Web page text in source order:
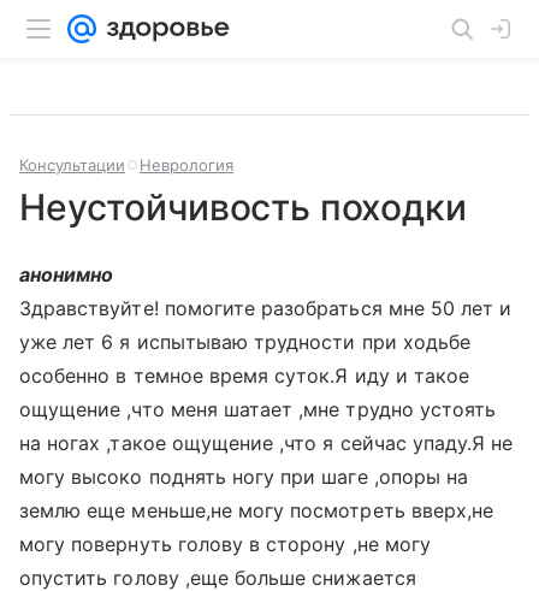
Консультации Неврология
Неустойчивость походки
анонимно
Здравствуйте! помогите разобраться мне 50 лет и
уже лет 6 я испытываю трудности при ходьбе
особенно в темное время суток.Я иду и такое
ощущение ,что меня шатает ,мне трудно устоять
на ногах ,такое ощущение ,что я сейчас упаду.Я не
могу высоко поднять ногу при шаге ,опоры на
землю еще меньше,не могу посмотреть вверх,не
могу повернуть голову в сторону ,не могу
опустить голову ,еще больше снижается